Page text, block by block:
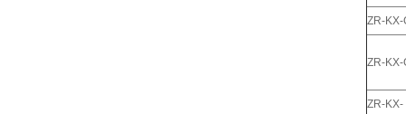
ZR-KX-
ZR-KX-
ZR-KX-